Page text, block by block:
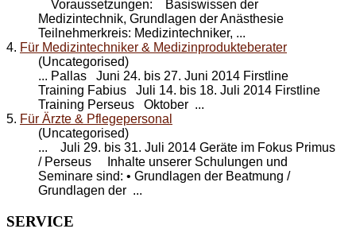
Voraussetzungen: Basiswissen der
Medizintechnik, Grundlagen der Anästhesie
Teilnehmerkreis: Medizintechniker, ...
4. Für Medizintechniker & Medizinprodukteberater
(Uncategorised)
... Pallas Juni 24. bis 27. Juni 2014 Firstline
Training Fabius Juli 14. bis 18. Juli 2014 Firstline
Training Perseus Oktober ...
5. Für Ärzte & Pflegepersonal
(Uncategorised)
... Juli 29. bis 31. Juli 2014 Geräte im Fokus Primus
/Perseus Inhalte unserer Schulungen und
Seminare sind: • Grundlagen der Beatmung /
Grundlagen der ...
SERVICE